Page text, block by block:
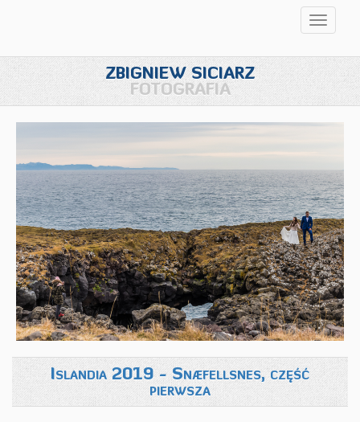
ZBIGNIEW SICIARZ
FOTOGRAFIA
Islandia 2019 - Snæfellsnes, część
pierwsza